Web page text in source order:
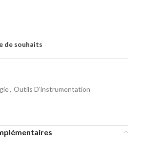
de souhaits
, Outils D'instrumentation